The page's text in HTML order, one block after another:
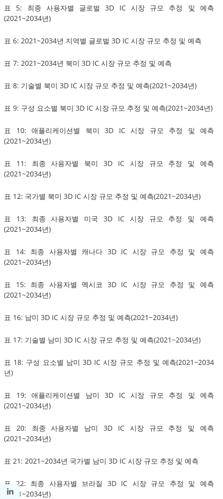
표 5: 최종 사용자별 글로벌 3D IC 시장 규모 추정 및 예측
(2021~2034년)
표 6: 2021~2034년 지역별 글로벌 3D IC 시장 규모 추정 및 예측
표 7: 2021~2034년 북미 3D IC 시장 규모 추정 및 예측
표 8: 기술별 북미 3D IC 시장 규모 추정 및 예측(2021~2034년)
표 9: 구성 요소별 북미 3D IC 시장 규모 추정 및 예측(2021~2034년)
표 10: 애플리케이션별 북미 3D IC 시장 규모 추정 및 예측
(2021~2034년)
표 11: 최종 사용자별 북미 3D IC 시장 규모 추정 및 예측
(2021~2034년)
표 12: 국가별 북미 3D IC 시장 규모 추정 및 예측(2021~2034년)
표 13: 최종 사용자별 미국 3D IC 시장 규모 추정 및 예측
(2021~2034년)
표 14: 최종 사용자별 캐나다 3D IC 시장 규모 추정 및 예측
(2021~2034년)
표 15: 최종 사용자별 멕시코 3D IC 시장 규모 추정 및 예측
(2021~2034년)
표 16: 남미 3D IC 시장 규모 추정 및 예측(2021~2034년)
표 17: 기술별 남미 3D IC 시장 규모 추정 및 예측(2021~2034년)
표 18: 구성 요소별 남미 3D IC 시장 규모 추정 및 예측(2021~2034
년)
표 19: 애플리케이션별 남미 3D IC 시장 규모 추정 및 예측
(2021~2034년)
표 20: 최종 사용자별 남미 3D IC 시장 규모 추정 및 예측
(2021~2034년)
표 21: 2021~2034년 국가별 남미 3D IC 시장 규모 추정 및 예측
표 22: 최종 사용자별 브라질 3D IC 시장 규모 추정 및 예측
(2021~2034년)